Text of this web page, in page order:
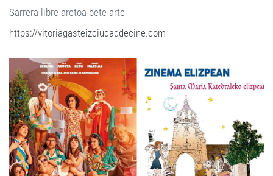
Sarrera libre aretoa bete arte
https://vitoriagasteizciudaddecine.com